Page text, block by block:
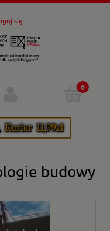
się
budowy